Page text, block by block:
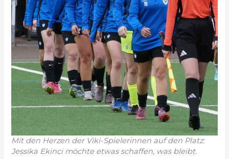
Mit den Herzen der Viki-Spielerinnen auf den Platz:
Jessika Ekinci möchte etwas schaffen, was bleibt.